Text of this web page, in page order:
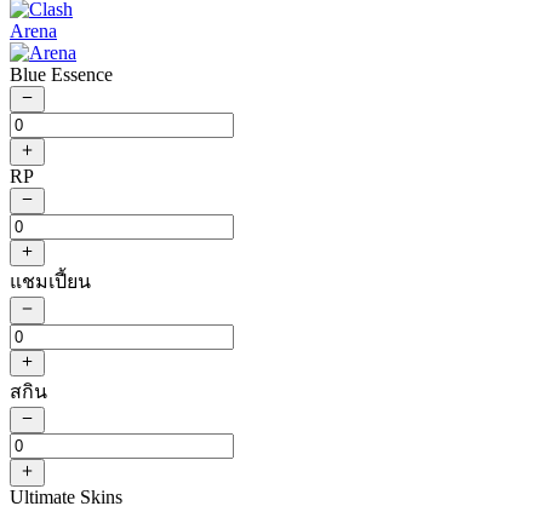
Arena
Blue Essence
RP
แชมเปี้ยน
สกิน
Ultimate Skins